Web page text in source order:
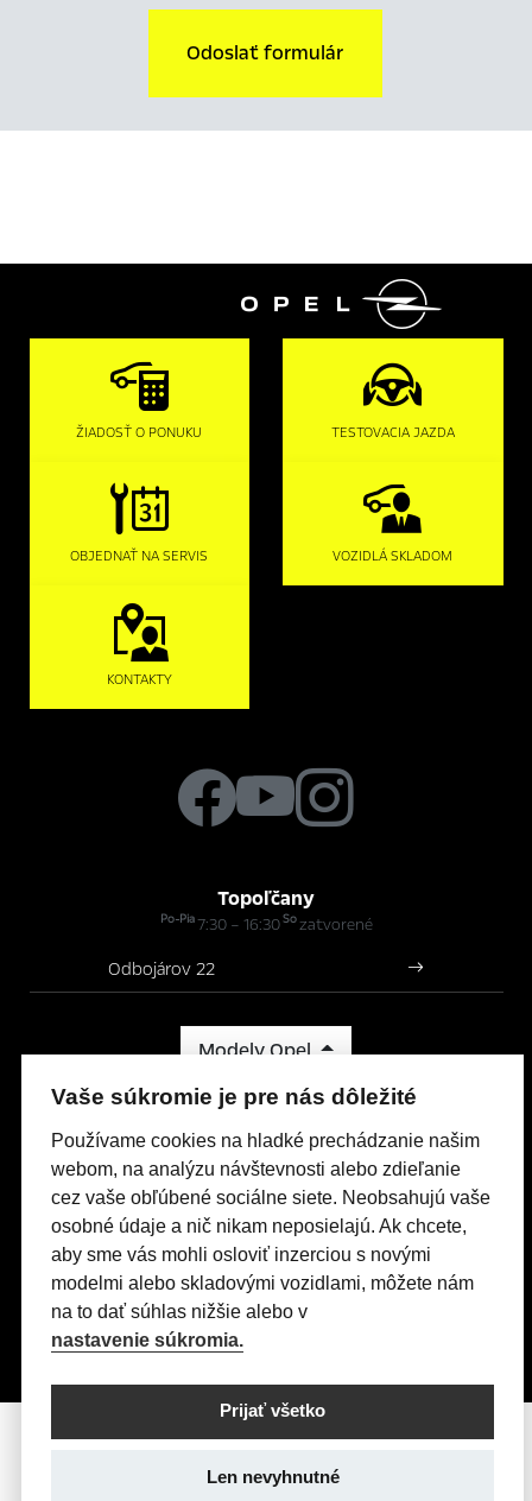
Odoslať formulár

ŽIADOSŤ O PONUKU TESTOVACIA JAZDA
OBJEDNAŤ NA SERVIS VOZIDLÁ SKLADOM
KONTAKTY
Topoľčany
Po-Pia7:30 – 16:30Sozatvorené
Odbojárov 22
Modely Opel
Titulná stránka
Skladové vozidlá
Servis & Príslušenstvo
Kontakty
Nastavení cookies
Realizácia 2025Comin.cz, s.r.o.&lead management GROWITO
Vaše súkromie je pre nás dôležité
Používame cookies na hladké prechádzanie našim
webom, na analýzu návštevnosti alebo zdieľanie
cez vaše obľúbené sociálne siete. Neobsahujú vaše
osobné údaje a nič nikam neposielajú. Ak chcete,
aby sme vás mohli osloviť inzerciou s novými
modelmi alebo skladovými vozidlami, môžete nám
na to dať súhlas nižšie alebo v
nastavenie súkromia.
Prijať všetko
Len nevyhnutné